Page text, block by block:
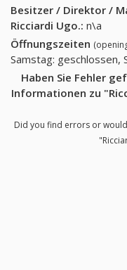
Besitzer / Direktor /
Ricciardi Ugo.: n\a
Öffnungszeiten
Samstag: geschlossen,
Haben Sie Fehler
Informationen zu
Did you find errors or